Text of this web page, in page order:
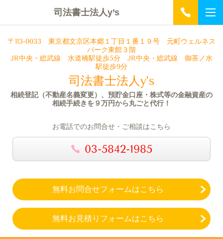
司法書士法人y’s
〒113-0033 東京都文京区本郷１丁目１番１９号 元町ウェルネス
パーク東館３階
JR中央・総武線 水道橋駅徒歩5分 JR中央・総武線 御茶ノ水
駅徒歩9分
司法書士法人y’s
相続登記（不動産名義変更）、預貯金口座・株式等の金融資産の
相続手続きを９万円から丸ごと代行！
お電話でのお問合せ・ご相談はこちら
03-5842-1985
無料お問合せフォームはこちら
無料お見積りフォームはこちら